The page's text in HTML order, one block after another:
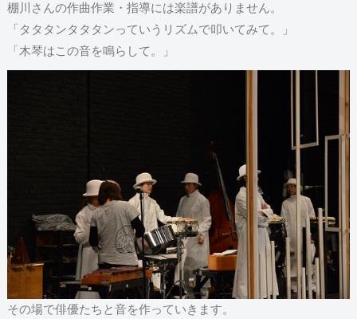
棚川さんの作曲作業・指導には楽譜がありません。
「タタタンタタタンっていうリズムで叩いてみて。」
「木琴はこの音を鳴らして。」
その場で俳優たちと音を作っていきます。